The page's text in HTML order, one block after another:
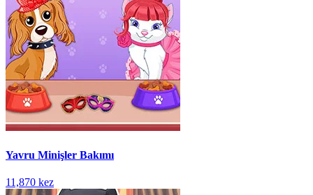
Yavru Minişler Bakımı
11,870 kez